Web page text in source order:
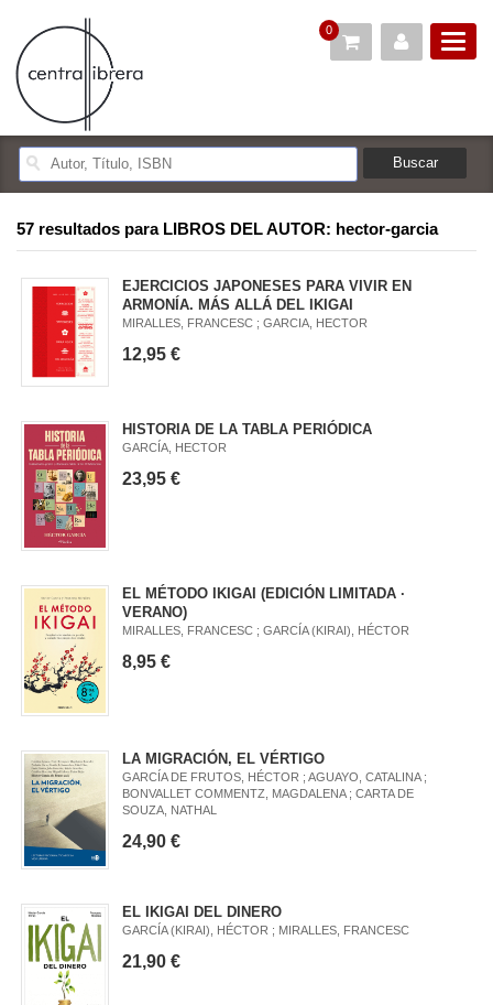
0
57 resultados para LIBROS DEL AUTOR: hector-garcia
EJERCICIOS JAPONESES PARA VIVIR EN
ARMONÍA. MÁS ALLÁ DEL IKIGAI
MIRALLES, FRANCESC ; GARCIA, HECTOR
12,95 €
HISTORIA DE LA TABLA PERIÓDICA
GARCÍA, HECTOR
23,95 €
EL MÉTODO IKIGAI (EDICIÓN LIMITADA ·
VERANO)
MIRALLES, FRANCESC ; GARCÍA (KIRAI), HÉCTOR
8,95 €
LA MIGRACIÓN, EL VÉRTIGO
GARCÍA DE FRUTOS, HÉCTOR ; AGUAYO, CATALINA ;
BONVALLET COMMENTZ, MAGDALENA ; CARTA DE
SOUZA, NATHAL
24,90 €
EL IKIGAI DEL DINERO
GARCÍA (KIRAI), HÉCTOR ; MIRALLES, FRANCESC
21,90 €